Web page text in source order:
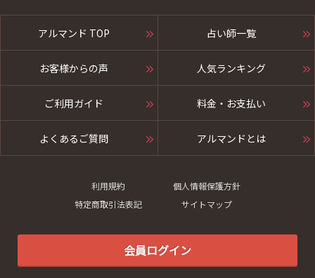
アルマンド TOP 占い師一覧
お客様からの声 人気ランキング
ご利用ガイド 料金・お支払い
よくあるご質問 アルマンドとは
利用規約
特定商取引法表記
個人情報保護方針
サイトマップ
会員ログイン